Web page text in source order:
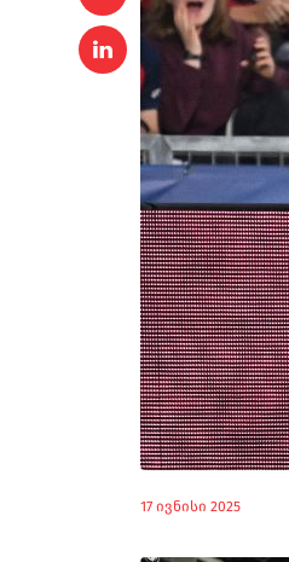
17 ივნისი 2025